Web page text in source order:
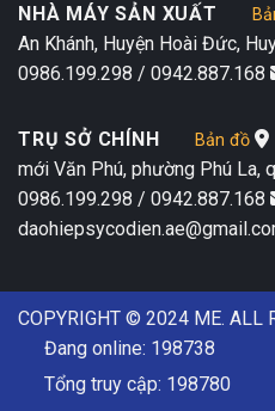
NHÀ MÁY SẢN XUẤT
An Khánh, Huyện Hoài Đức,
0986.199.298 / 0942.887.168
TRỤ SỞ CHÍNH Bản đồ
mới Văn Phú, phường Phú La,
0986.199.298 / 0942.887.168
COPYRIGHT © 2024 ME. ALL
Đang online: 198738
Tổng truy cập: 198780